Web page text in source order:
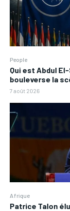
People
Qui est Abdul
bouleverse la
7 août 2026
Afrique
Patrice Talon